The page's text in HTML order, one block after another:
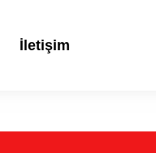
İletişim